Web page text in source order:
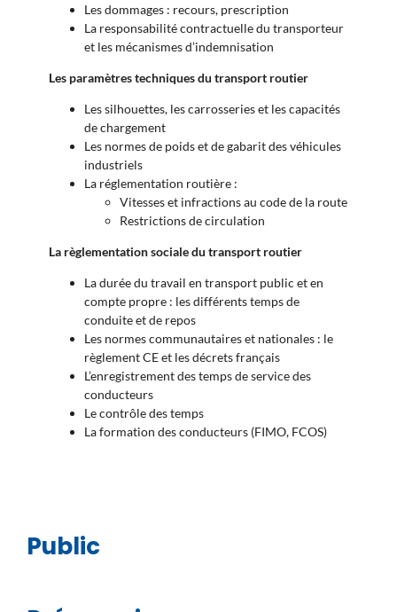
Les dommages : recours, prescription
La responsabilité contractuelle du transporteur
et les mécanismes d’indemnisation
Les paramètres techniques du transport routier
Les silhouettes, les carrosseries et les capacités
de chargement
Les normes de poids et de gabarit des véhicules
industriels
La réglementation routière :
Vitesses et infractions au code de la route
Restrictions de circulation
La règlementation sociale du transport routier
La durée du travail en transport public et en
compte propre : les différents temps de
conduite et de repos
Les normes communautaires et nationales : le
règlement CE et les décrets français
L’enregistrement des temps de service des
conducteurs
Le contrôle des temps
La formation des conducteurs (FIMO, FCOS)
Public